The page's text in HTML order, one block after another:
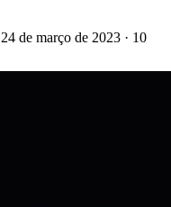
24 de março de 2023 · 10